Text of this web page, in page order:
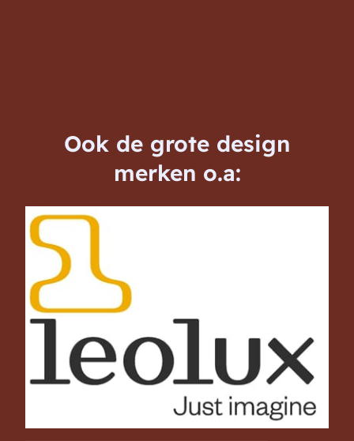
Ook de grote design
merken o.a: